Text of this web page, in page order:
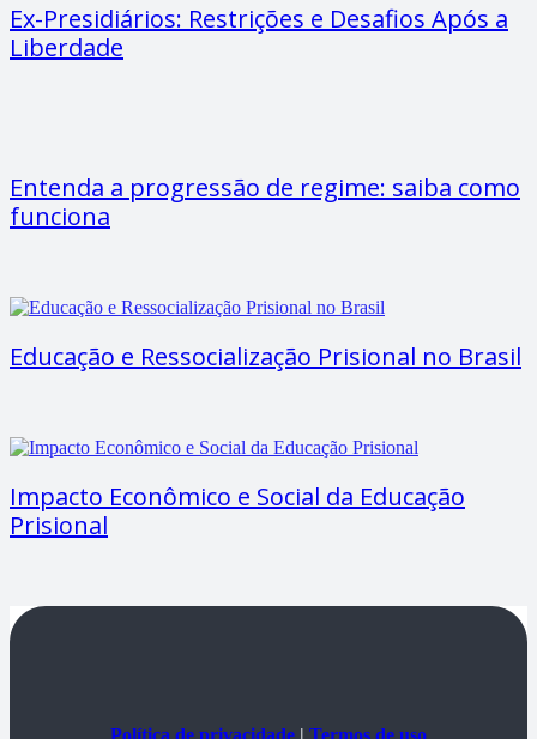
Ex-Presidiários: Restrições e Desafios Após a
Liberdade
Entenda a progressão de regime: saiba como
funciona
Educação e Ressocialização Prisional no Brasil
Impacto Econômico e Social da Educação
Prisional
Política de privacidade | Termos de uso